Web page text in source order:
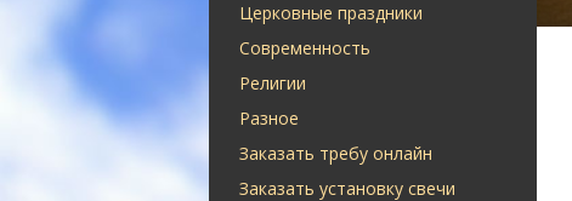
Церковные праздники
Современность
Религии
Разное
Заказать требу онлайн
Заказать установку свечи